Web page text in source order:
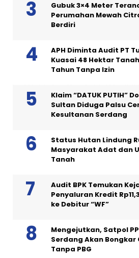
Gubuk 3×4 Meter
Perumahan Mewah
Berdiri
APH Diminta Audit PT
Kuasai 48 Hektar
Tahun Tanpa Izin
Klaim “DATUK PUTIH”
Sultan Diduga Palsu
Kesultanan Serdang
Status Hutan Lindung
Masyarakat Adat dan
Tanah
Audit BPK Temukan
Penyaluran Kredit
ke Debitur “WF”
Mengejutkan, Satpol
Serdang Akan Bongkar
Tanpa PBG